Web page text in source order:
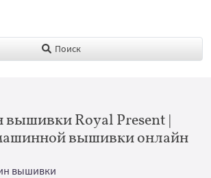
Поиск
вышивки Royal Present |
вышивки онлайн
вышивки